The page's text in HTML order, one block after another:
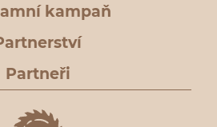
kampaň
Partneři